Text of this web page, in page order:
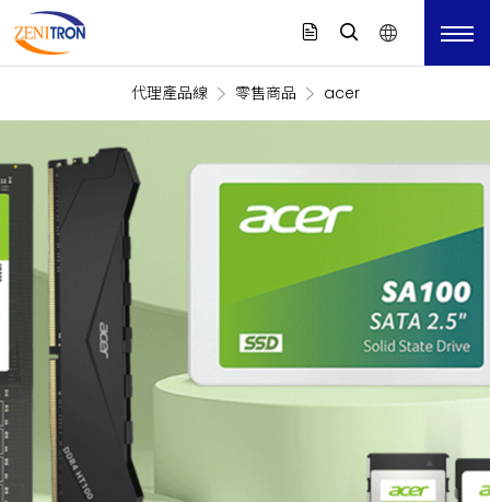
代理產品線 零售商品 acer